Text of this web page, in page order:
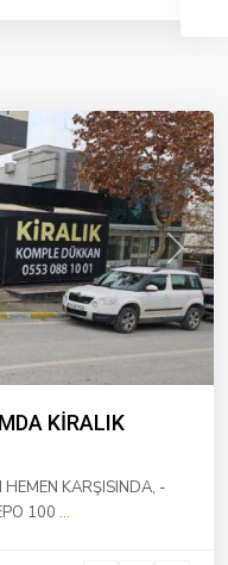
Next
KİRALIK
KARŞISINDA, -
100 ...